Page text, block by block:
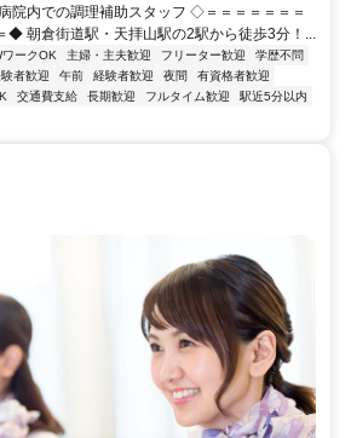
院内での調理補助スタッフ ◇＝＝＝＝＝＝＝
◆ 朝倉街道駅・天拝山駅の2駅から徒歩3分！...
ークOK 主婦・主夫歓迎 フリーター歓迎
学歴不問
者歓迎 午前 経験者歓迎 夜間
有資格者歓迎
交通費支給 長期歓迎 フルタイム歓迎
駅近5分以内